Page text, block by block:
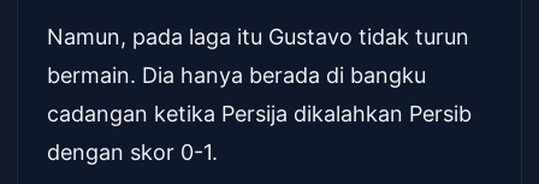
Namun, pada laga itu Gustavo tidak turun
bermain. Dia hanya berada di bangku
cadangan ketika Persija dikalahkan Persib
dengan skor 0-1.